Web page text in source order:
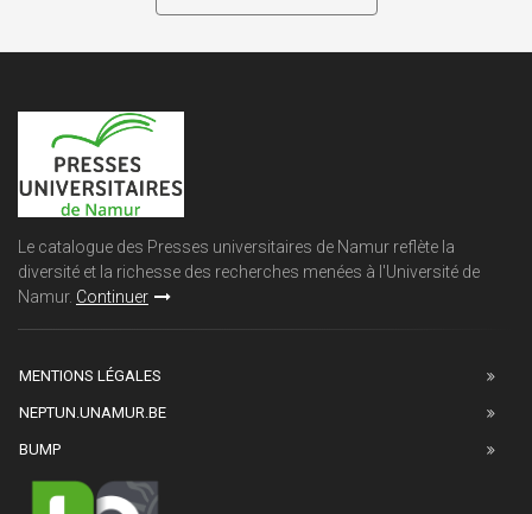
Le catalogue des Presses universitaires de Namur reflète la
diversité et la richesse des recherches menées à l'Université de
Namur. Continuer
MENTIONS LÉGALES
NEPTUN.UNAMUR.BE
BUMP